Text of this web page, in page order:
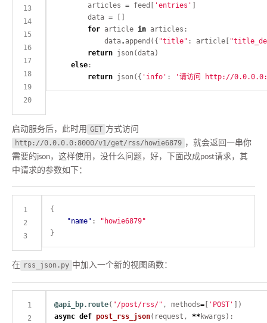
13
14
15
16
17
18
19
20
        articles
= feed[ 'entries'
        data
=
for article in
            data
. append({ "title" : article[
return
else
return json({ 'info' : '请访问 http://
启动服务后，此时用 GET 方式访问
http://0.0.0.0:8000/v1/get/rss/howie6879 ，就会返回一串你
需要的json，这样使用，没什么问题，好，下面改成post请求，其
中请求的参数如下：
1
2
3
"name" :
"howie6879"
在 rss_json.py 中加入一个新的视图函数：
@api_bp.route( "/post/rss/" , methods=[ 'POST'
async def post_rss_json(request, **